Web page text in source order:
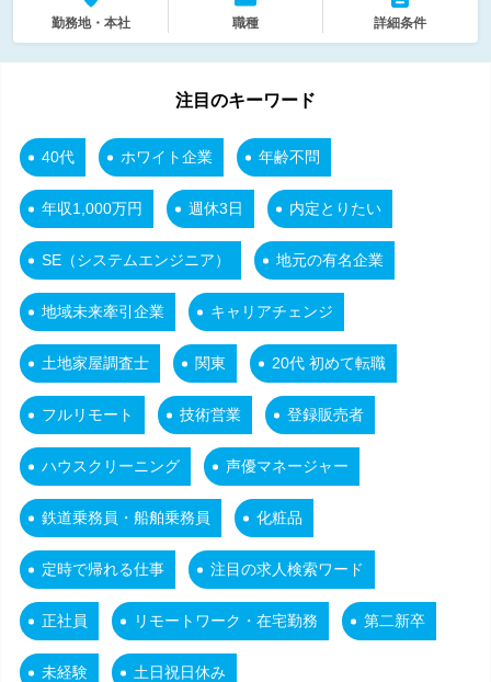
勤務地・本社 職種 詳細条件
注目のキーワード
40代 ホワイト企業 年齢不問
年収1,000万円 週休3日 内定とりたい
SE（システムエンジニア） 地元の有名企業
地域未来牽引企業 キャリアチェンジ
土地家屋調査士 関東 20代 初めて転職
フルリモート 技術営業 登録販売者
ハウスクリーニング 声優マネージャー
鉄道乗務員・船舶乗務員 化粧品
定時で帰れる仕事 注目の求人検索ワード
正社員 リモートワーク・在宅勤務 第二新卒
未経験 土日祝日休み